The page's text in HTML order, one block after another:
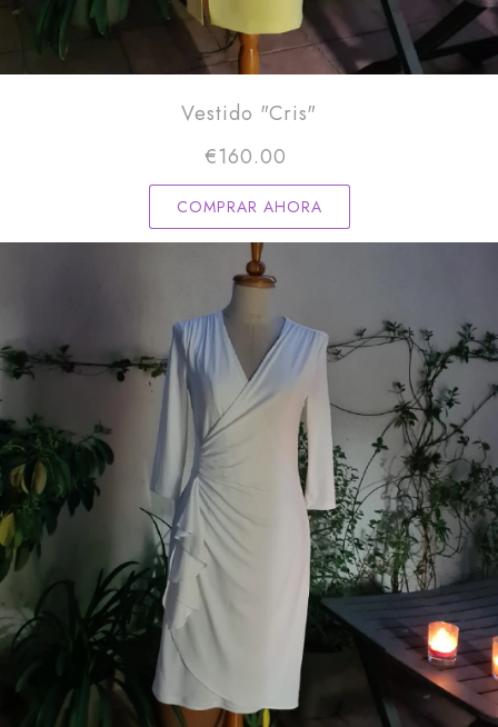
Vestido "Cris"
€160.00
COMPRAR AHORA